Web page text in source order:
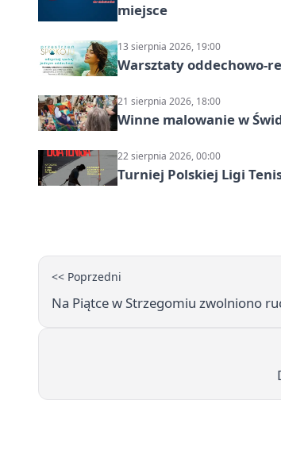
miejsce
13 sierpnia 2026, 19:00
Warsztaty oddechowo-
21 sierpnia 2026, 18:00
Winne malowanie w
22 sierpnia 2026, 00:00
Turniej Polskiej Ligi
<< Poprzedni
Na Piątce w Strzegomiu zwolniono